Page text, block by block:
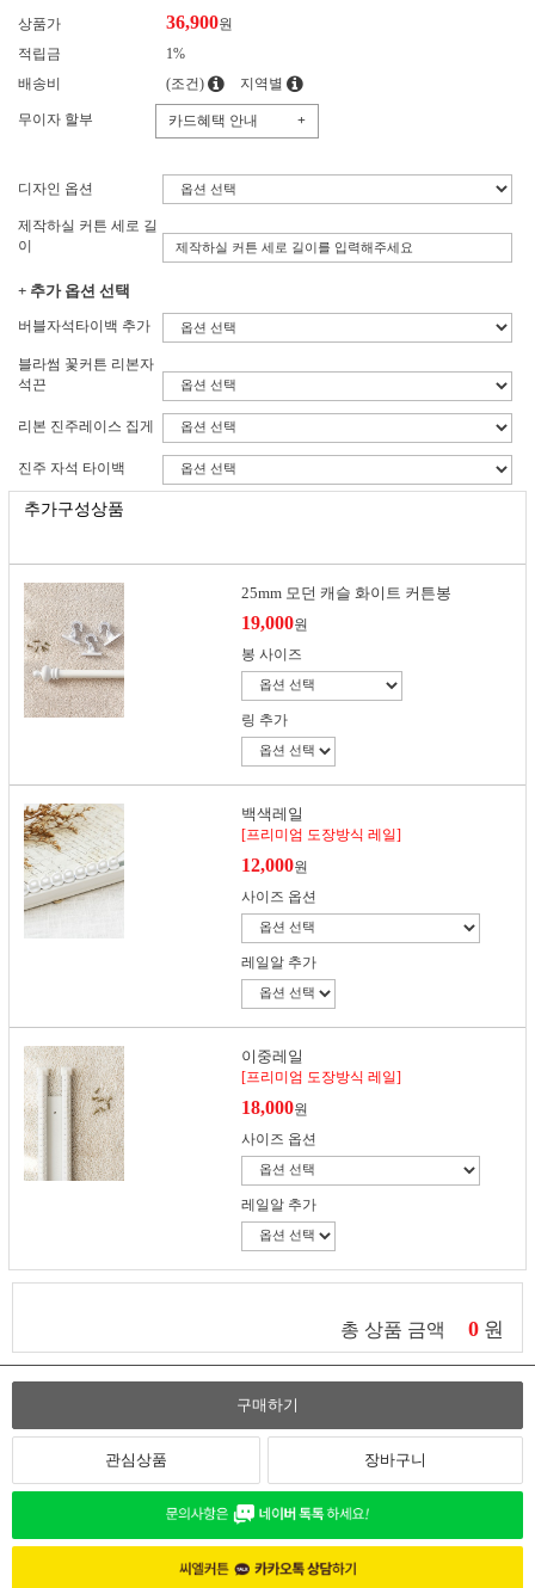
상품가
36,900원
적립금
1%
배송비
(조건) 지역별
무이자 할부 카드혜택 안내 +
디자인 옵션
제작하실 커튼 세로 길
이
+ 추가 옵션 선택
버블자석타이백 추가
블라썸 꽃커튼 리본자
석끈
리본 진주레이스 집게
진주 자석 타이백
추가구성상품
25mm 모던 캐슬 화이트 커튼봉
19,000원
봉 사이즈
링 추가
백색레일
[프리미엄 도장방식 레일]
12,000원
사이즈 옵션
레일알 추가
이중레일
[프리미엄 도장방식 레일]
18,000원
사이즈 옵션
레일알 추가
총 상품 금액 0 원
구매하기
관심상품 장바구니